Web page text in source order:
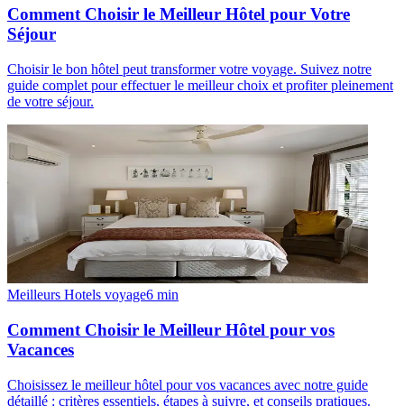
Comment Choisir le Meilleur Hôtel pour Votre
Séjour
Choisir le bon hôtel peut transformer votre voyage. Suivez notre
guide complet pour effectuer le meilleur choix et profiter pleinement
de votre séjour.
Meilleurs Hotels voyage6 min
Comment Choisir le Meilleur Hôtel pour vos
Vacances
Choisissez le meilleur hôtel pour vos vacances avec notre guide
détaillé : critères essentiels, étapes à suivre, et conseils pratiques.